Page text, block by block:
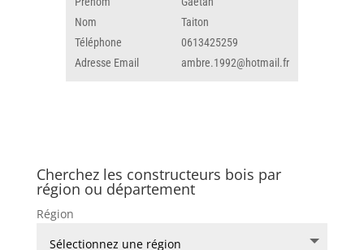
Nom
Taiton
Téléphone
0613425259
Adresse Email
ambre.1992@hotmail.fr
Cherchez les constructeurs bois par
région ou département
Région